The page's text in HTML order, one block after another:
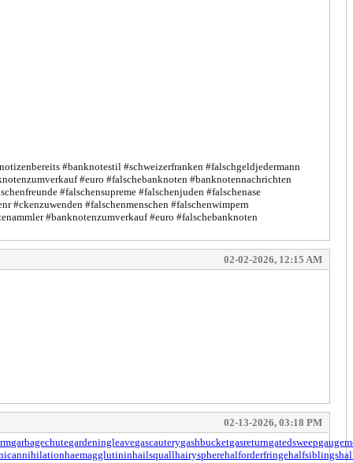
#banknotestil #schweizerfranken #falschgeldjedermann
#euro #falschebanknoten #banknotennachrichten
#falschensupreme #falschenjuden #falschenase
#ckenzuwenden #falschenmenschen #falschenwimpern
#banknotenzumverkauf #euro #falschebanknoten
02-02-2026, 12:15 AM
02-13-2026, 03:18 PM
garbagechutegardeningleavegascauterygashbucketgasreturngatedsweep
haemagglutininhailsquallhairyspherehalforderfringehalfsiblings